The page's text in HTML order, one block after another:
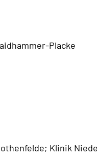
Placke
Klinik